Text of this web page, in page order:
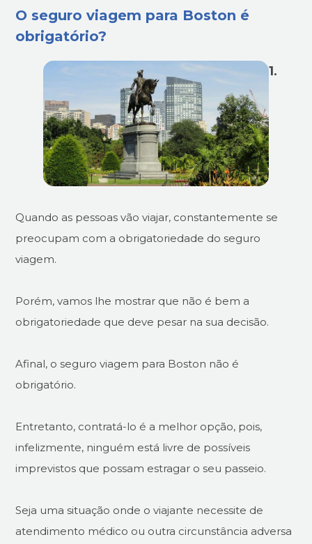
O seguro viagem para Boston é
obrigatório?
Quando as pessoas vão viajar, constantemente se
preocupam com a obrigatoriedade do seguro
viagem.
Porém, vamos lhe mostrar que não é bem a
obrigatoriedade que deve pesar na sua decisão.
Afinal, o seguro viagem para Boston não é
obrigatório.
Entretanto, contratá-lo é a melhor opção, pois,
infelizmente, ninguém está livre de possíveis
imprevistos que possam estragar o seu passeio.
Seja uma situação onde o viajante necessite de
atendimento médico ou outra circunstância adversa
1.